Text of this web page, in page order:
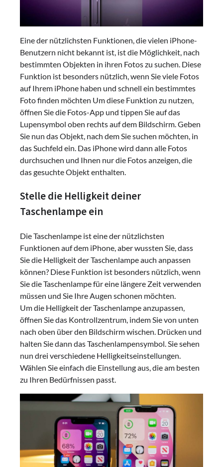
Eine der nützlichsten Funktionen, die vielen iPhone-
Benutzern nicht bekannt ist, ist die Möglichkeit, nach
bestimmten Objekten in ihren Fotos zu suchen. Diese
Funktion ist besonders nützlich, wenn Sie viele Fotos
auf Ihrem iPhone haben und schnell ein bestimmtes
Foto finden möchten Um diese Funktion zu nutzen,
öffnen Sie die Fotos-App und tippen Sie auf das
Lupensymbol oben rechts auf dem Bildschirm. Geben
Sie nun das Objekt, nach dem Sie suchen möchten, in
das Suchfeld ein. Das iPhone wird dann alle Fotos
durchsuchen und Ihnen nur die Fotos anzeigen, die
das gesuchte Objekt enthalten.
Stelle die Helligkeit deiner
Taschenlampe ein
Die Taschenlampe ist eine der nützlichsten
Funktionen auf dem iPhone, aber wussten Sie, dass
Sie die Helligkeit der Taschenlampe auch anpassen
können? Diese Funktion ist besonders nützlich, wenn
Sie die Taschenlampe für eine längere Zeit verwenden
müssen und Sie Ihre Augen schonen möchten.
Um die Helligkeit der Taschenlampe anzupassen,
öffnen Sie das Kontrollzentrum, indem Sie von unten
nach oben über den Bildschirm wischen. Drücken und
halten Sie dann das Taschenlampensymbol. Sie sehen
nun drei verschiedene Helligkeitseinstellungen.
Wählen Sie einfach die Einstellung aus, die am besten
zu Ihren Bedürfnissen passt.